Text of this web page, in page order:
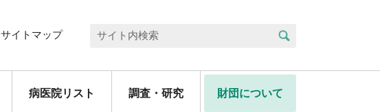
サイトマップ サイト内検索
病医院リスト 調査・研究 財団について